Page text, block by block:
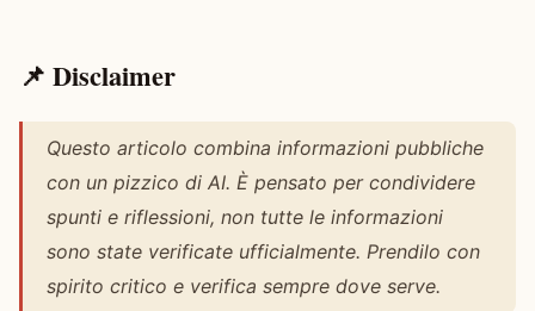
📌 Disclaimer
Questo articolo combina informazioni pubbliche
con un pizzico di AI. È pensato per condividere
spunti e riflessioni, non tutte le informazioni
sono state verificate ufficialmente. Prendilo con
spirito critico e verifica sempre dove serve.